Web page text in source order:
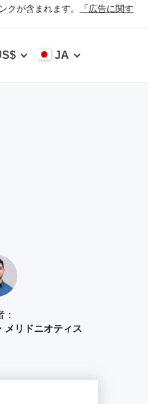
が含まれます。
「広告に関す
JA
：
メリドニオティス